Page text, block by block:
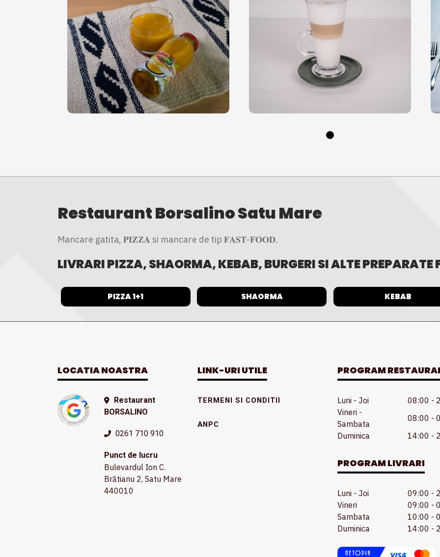
Restaurant Borsalino Satu Mare
Mancare gatita, 𝐏𝐈𝐙𝐙𝐀 si mancare de tip 𝐅𝐀𝐒𝐓-𝐅𝐎𝐎𝐃.
LIVRARI PIZZA, SHAORMA, KEBAB, BURGERI SI ALTE
PIZZA 1+1 SHAORMA KEBAB
LOCATIA NOASTRA
Restaurant
BORSALINO
0261 710 910
Punct de lucru
Bulevardul Ion C.
Brătianu 2, Satu Mare
440010
LINK-URI UTILE
TERMENI SI CONDITII
ANPC
PROGRAM
Luni - Joi
08:00 -
Vineri -
Sambata
08:00 -
Duminica
14:00 -
PROGRAM LIVRARI
Luni - Joi
09:00 -
Vineri
09:00 -
Sambata
10:00 -
Duminica
14:00 -